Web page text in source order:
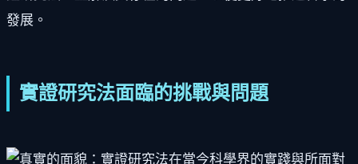
發展。
實證研究法面臨的挑戰與問題